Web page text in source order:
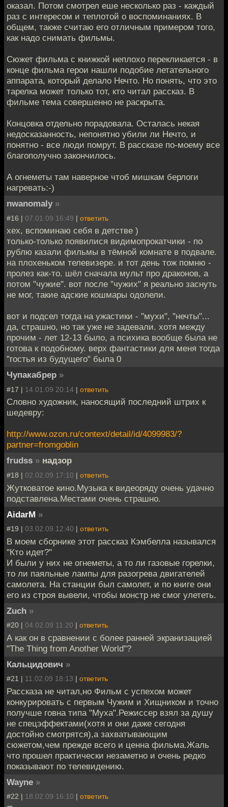
оказал. Потом смотрел еше несколько раз - каждый
раз с интересом и теплотой о воспоминаниях. В
общем, также считаю его отличным примером того,
как надо снимать фильмы.
Сюжет фильма с книжкой неплохо перекликается - в
конце фильма герои нашли подобие летательного
аппарата, который делало Нечто. Но понять, что это
тарелка может только тот, кто читал рассказ. В
фильме тема совершенно не раскрыта.
Концовка отдельно порадовала. Осталась некая
недосказанность, непонятно убили ли Нечто, и
понятно - все люди помрут. В рассказе по-моему все
благополучно закончилось.
А огнеметы там наверное чтоб мишкам берлоги
нагревать:-)
nwanomaly »
#16 | 07.01.09 16:49 | ответить
хех, вспоминаю себя в детстве )
только-только появилися видимопрокатчики - по
рублю казали фильмы в тёмной комнате в подвале.
на плохеньком телевизере. и тот день тож помню -
пролез как-то. шёл сначала мульт про драконов, а
потом "чужие". вот после "чужих" я реально заснуть
не мог, такие адские кошмары одолели.
вот и подсел тогда на ужастики - "мухи", "нечты"...
да, страшно, но так уже не задевали. хотя между
прочим - лет 12-13 было, а психика вообще была не
готова к подобному. верх фантастики для меня тогда
"гостья из будущего" была 0
Чупакабрер »
#17 | 14.01.09 20:14 | ответить
Словно художник, наносящий последний штрих к
шедевру:
http://www.ozon.ru/context/detail/id/4099983/?
partner=fromgoblin
frudss » надзор
#18 | 02.02.09 17:10 | ответить
Жутковатое кино.Музыка к видеоряду очень удачно
подставлена.Местами очень страшно.
AidarM »
#19 | 03.02.09 12:40 | ответить
В моем сборнике этот рассказ Кэмбелла назывался
"Кто идет?"
И были у них не огнеметы, а то ли газовые горелки,
то ли паяльные лампы для разогрева двигателей
самолета. На станции был самолет, и по книге они
его из строя вывели, чтобы монстр не смог улететь.
Zuch »
#20 | 04.02.09 11:20 | ответить
А как он в сравнении с более ранней экранизацией
"The Thing from Another World"?
Кальцидович »
#21 | 11.02.09 18:13 | ответить
Рассказа не читал,но Фильм с успехом может
конкурировать с первым Чужим и Хищником и точно
получше говна типа "Муха".Режиссер взял за душу
не спецэффектами(хотя и они даже сегодня
достойно смотрятся),а захватывающим
сюжетом,чем прежде всего и ценна фильма.Жаль
что прошел практически незаметно и очень редко
показывают по телевидению.
Wayne »
#22 | 18.02.09 16:10 | ответить